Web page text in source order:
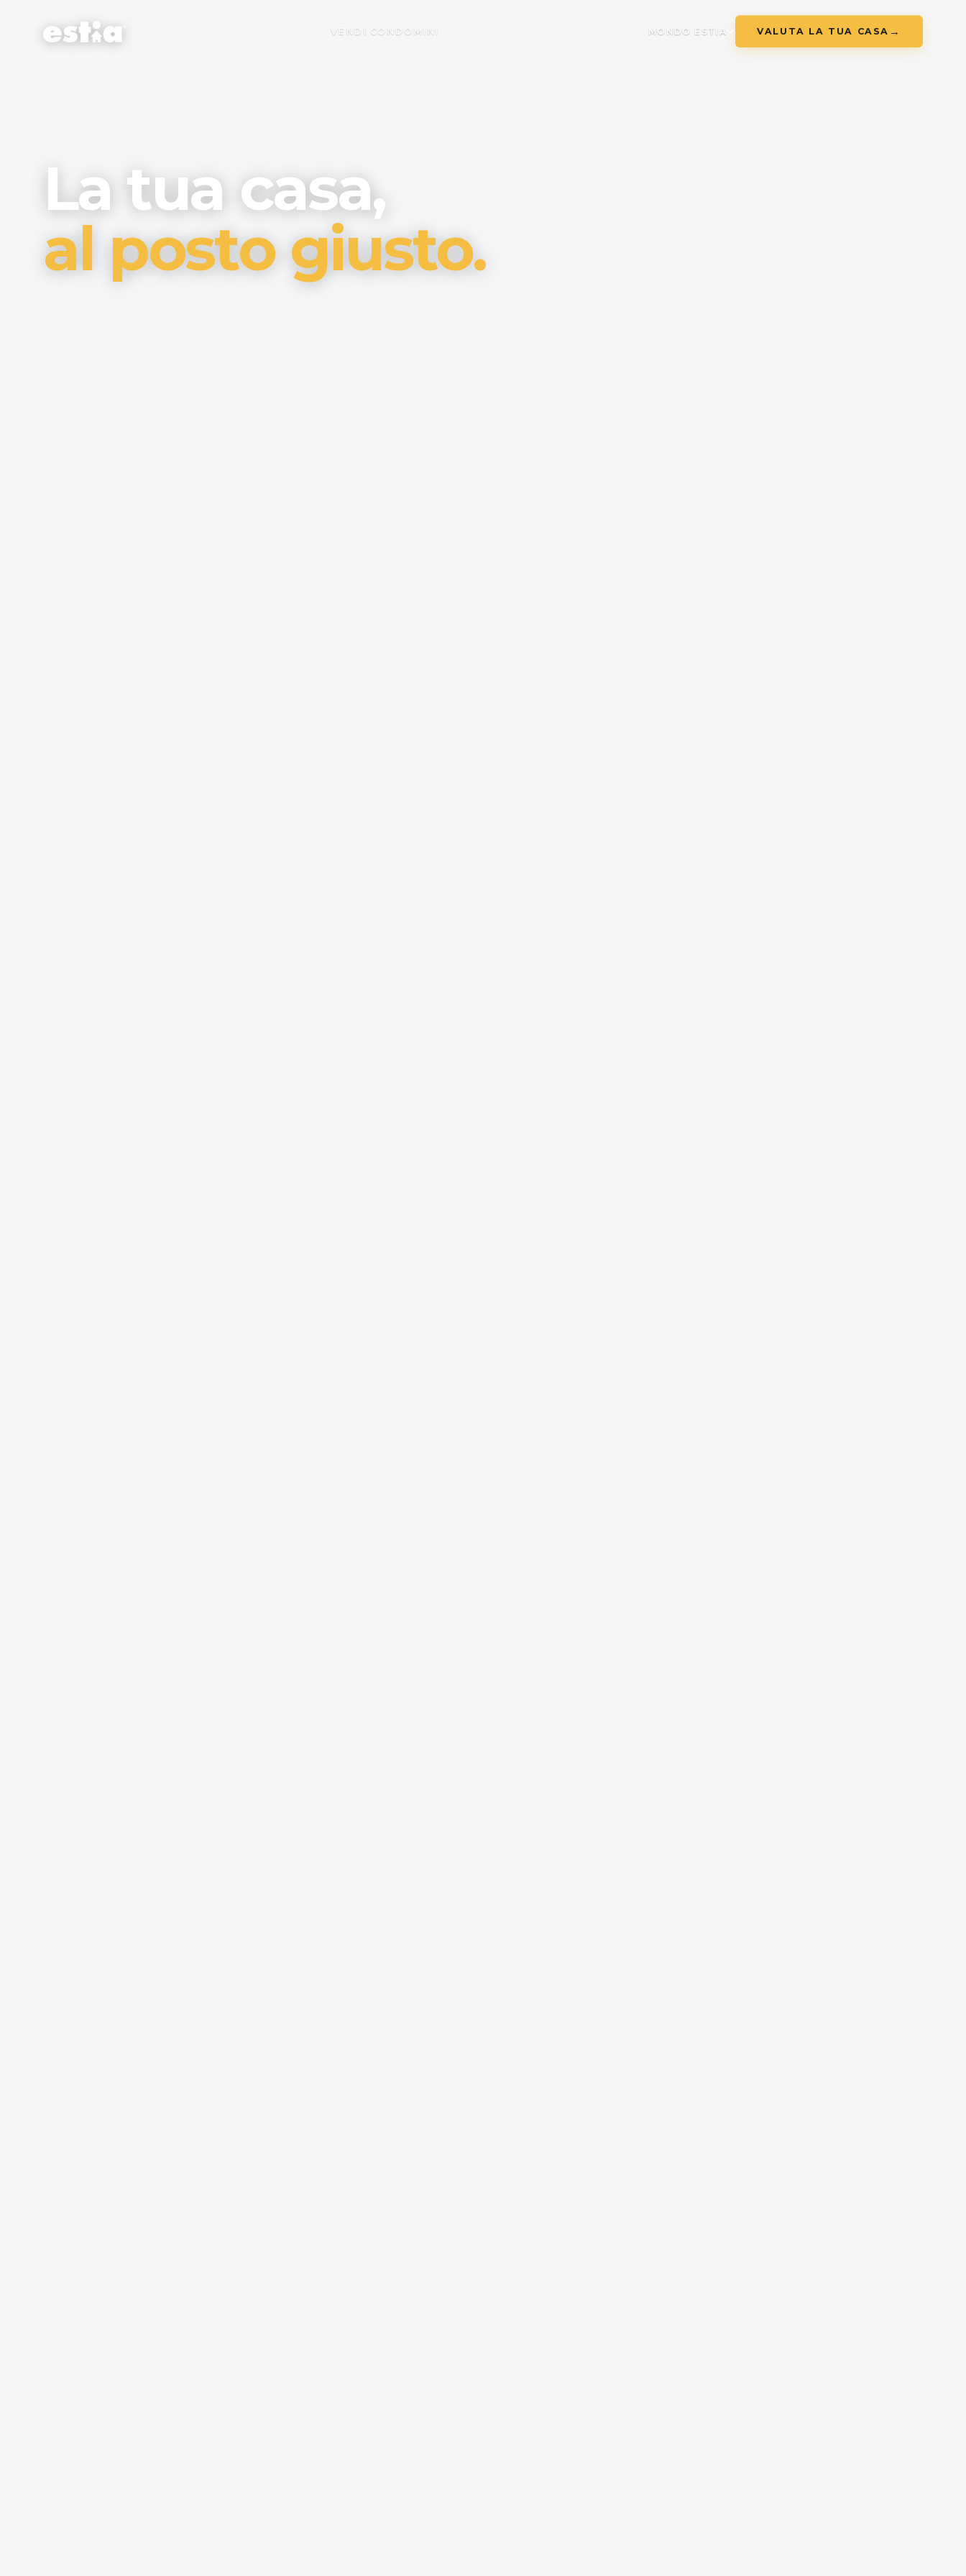
VENDI CONDOMINI MONDO ESTIA VALUTA LA TUA CASA
La tua casa,
al posto giusto.